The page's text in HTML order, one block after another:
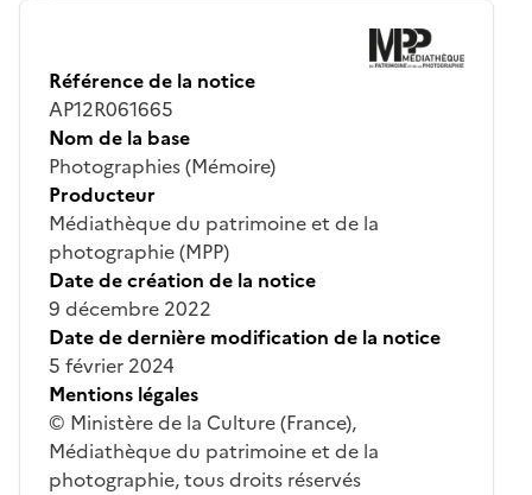
Référence de la notice
AP12R061665
Nom de la base
Photographies (Mémoire)
Producteur
Médiathèque du patrimoine et de la
photographie (MPP)
Date de création de la notice
9 décembre 2022
Date de dernière modification de la notice
5 février 2024
Mentions légales
© Ministère de la Culture (France),
Médiathèque du patrimoine et de la
photographie, tous droits réservés